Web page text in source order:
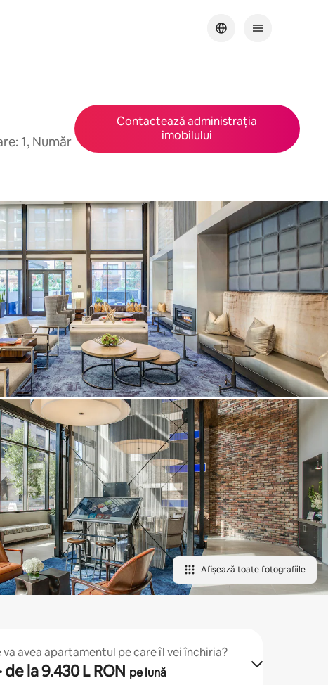
1, Număr
Contactează administrația
imobilului
Afișează toate fotografiile
va avea apartamentul pe care îl vei închiria?
· de la 9.430 L RON pe lună